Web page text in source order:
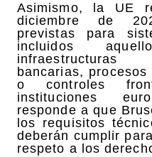
Asimismo, la UE
diciembre de
previstas para
incluidos
infraestructuras
bancarias,
o controles
instituciones
responde a que
los requisitos
deberán cumplir
respeto a los